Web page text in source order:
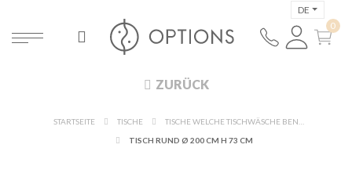
DE
ZURÜCK
STARTSEITE TISCHE
TISCH RUND Ø 200 CM H 73 CM
360°-ANSICHT